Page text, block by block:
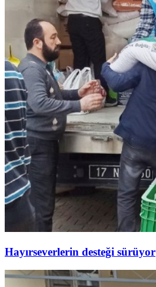
Hayırseverlerin desteği sürüyor